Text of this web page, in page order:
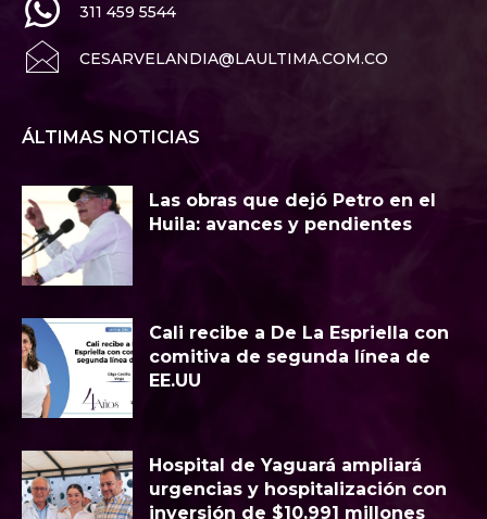
311 459 5544
CESARVELANDIA@LAULTIMA.COM.CO
ÁLTIMAS NOTICIAS
Las obras que dejó Petro en el
Huila: avances y pendientes
Cali recibe a De La Espriella con
comitiva de segunda línea de
EE.UU
Hospital de Yaguará ampliará
urgencias y hospitalización con
inversión de $10.991 millones